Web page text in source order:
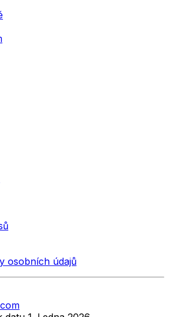
osobních údajů